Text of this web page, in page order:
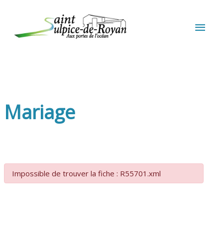
Mariage
Impossible de trouver la fiche : R55701.xml